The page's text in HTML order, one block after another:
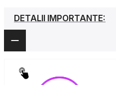
DETALII IMPORTANTE: